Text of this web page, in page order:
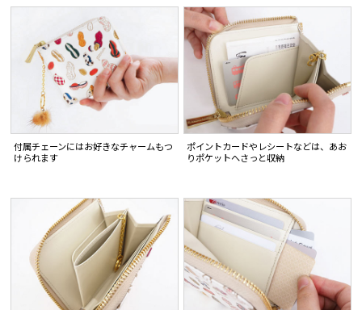
付属チェーンにはお好きなチャームもつ
けられます
ポイントカードやレシートなどは、あお
りポケットへさっと収納